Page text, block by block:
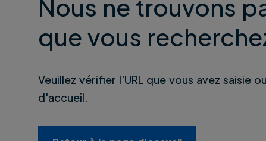
Nous ne trouvons
que vous
Veuillez vérifier l'URL que vous avez saisie
d'accueil.